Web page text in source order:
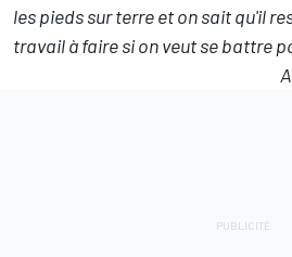
les pieds sur terre et on sait qu'il
travail à faire si on veut se battre